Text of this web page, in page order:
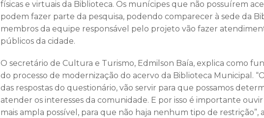
físicas e virtuais da Biblioteca. Os munícipes que não possuírem
podem fazer parte da pesquisa, podendo comparecer à sede da
membros da equipe responsável pelo projeto vão fazer
públicos da cidade.
O secretário de Cultura e Turismo, Edmilson Baía, explica como
do processo de modernização do acervo da Biblioteca Municipal.
das respostas do questionário, vão servir para que possamos
atender os interesses da comunidade. E por isso é importante
mais ampla possível, para que não haja nenhum tipo de restrição”,